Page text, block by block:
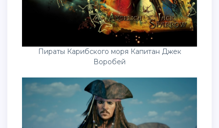
Пираты Карибского моря Капитан Джек
Воробей